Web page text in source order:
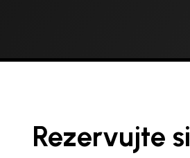
Rezervujte